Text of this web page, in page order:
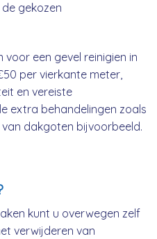
gekozen
voor een gevel reinigien in
per vierkante meter,
en vereiste
extra behandelingen zoals
dakgoten bijvoorbeeld.
kunt u overwegen zelf
verwijderen van